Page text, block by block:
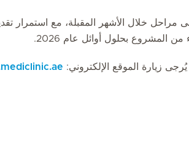
مراحل خلال الأشهر المقبلة، مع استمرار
المشروع بحلول أوائل عام 2026.
زيارة الموقع الإلكتروني: